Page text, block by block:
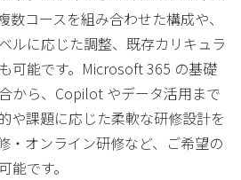
数コースを組み合わせた構成や、
ルに応じた調整、既存カリキュラ
可能です。Microsoft 365 の基礎
から、Copilot やデータ活用まで
や課題に応じた柔軟な研修設計を
・オンライン研修など、ご希望の
能です。